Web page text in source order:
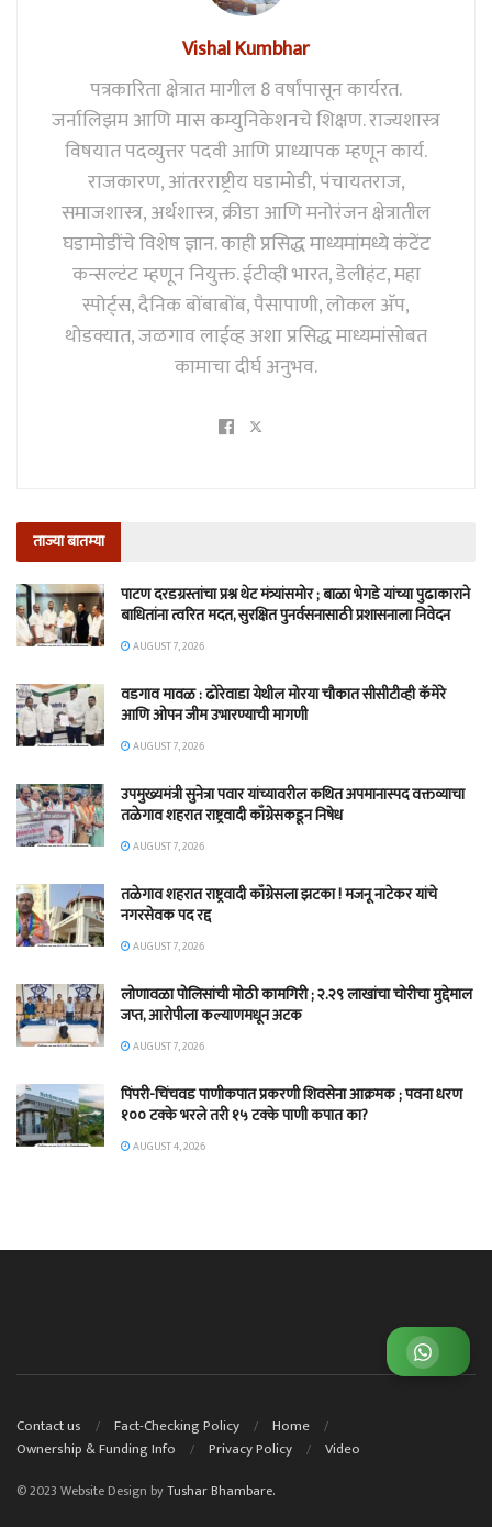
व्हाट्सअप ग्रुप जॉईन करा
Vishal Kumbhar
पत्रकारिता क्षेत्रात मागील 8 वर्षांपासून कार्यरत.
जर्नालिझम आणि मास कम्युनिकेशनचे शिक्षण. राज्यशास्त्र
विषयात पदव्युत्तर पदवी आणि प्राध्यापक म्हणून कार्य.
राजकारण, आंतरराष्ट्रीय घडामोडी, पंचायतराज,
समाजशास्त्र, अर्थशास्त्र, क्रीडा आणि मनोरंजन क्षेत्रातील
घडामोडींचे विशेष ज्ञान. काही प्रसिद्ध माध्यमांमध्ये कंटेंट
कन्सल्टंट म्हणून नियुक्त. ईटीव्ही भारत, डेलीहंट, महा
स्पोर्ट्स, दैनिक बोंबाबोंब, पैसापाणी, लोकल अ‍ॅप,
थोडक्यात, जळगाव लाईव्ह अशा प्रसिद्ध माध्यमांसोबत
कामाचा दीर्घ अनुभव.
ताज्या बातम्या
पाटण दरडग्रस्तांचा प्रश्न थेट मंत्र्यांसमोर ; बाळा भेगडे यांच्या पुढाकाराने
बाधितांना त्वरित मदत, सुरक्षित पुनर्वसनासाठी प्रशासनाला निवेदन
AUGUST 7, 2026
वडगाव मावळ : ढोरेवाडा येथील मोरया चौकात सीसीटीव्ही कॅमेरे
आणि ओपन जीम उभारण्याची मागणी
AUGUST 7, 2026
उपमुख्यमंत्री सुनेत्रा पवार यांच्यावरील कथित अपमानास्पद वक्तव्याचा
तळेगाव शहरात राष्ट्रवादी काँग्रेसकडून निषेध
AUGUST 7, 2026
तळेगाव शहरात राष्ट्रवादी काँग्रेसला झटका ! मजनू नाटेकर यांचे
नगरसेवक पद रद्द
AUGUST 7, 2026
लोणावळा पोलिसांची मोठी कामगिरी ; २.२९ लाखांचा चोरीचा मुद्देमाल
जप्त, आरोपीला कल्याणमधून अटक
AUGUST 7, 2026
पिंपरी-चिंचवड पाणीकपात प्रकरणी शिवसेना आक्रमक ; पवना धरण
१०० टक्के भरले तरी १५ टक्के पाणी कपात का?
AUGUST 4, 2026
Contact us Fact-Checking Policy
Home
Ownership & Funding Info
Privacy Policy Video
© 2023 Website Design byTushar Bhambare.